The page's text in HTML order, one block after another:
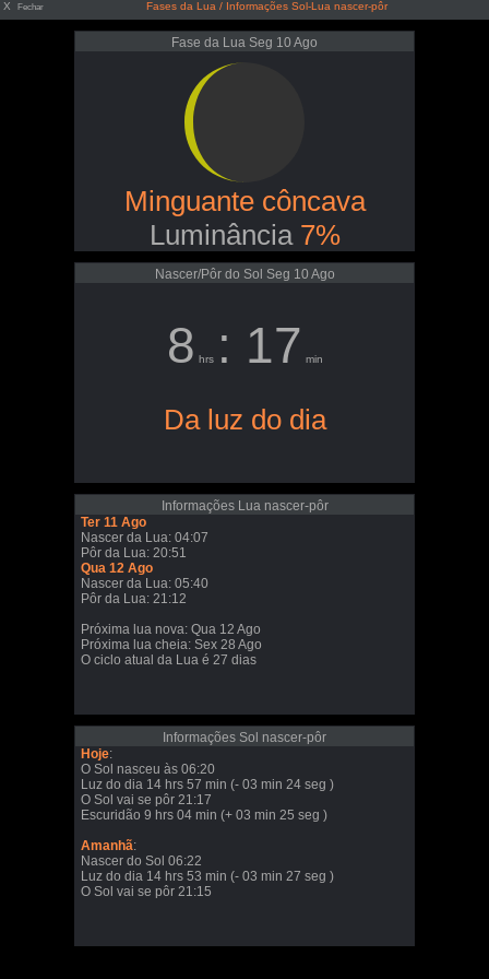
X Fechar Fases da Lua / Informações Sol-Lua nascer-pôr
Fase da Lua Seg 10 Ago
Minguante côncava
Luminância 7%
Nascer/Pôr do Sol Seg 10 Ago
8 hrs : 17 min
Da luz do dia
Informações Lua nascer-pôr
Ter 11 Ago
Nascer da Lua: 04:07
Pôr da Lua: 20:51
Qua 12 Ago
Nascer da Lua: 05:40
Pôr da Lua: 21:12
Próxima lua nova: Qua 12 Ago
Próxima lua cheia: Sex 28 Ago
O ciclo atual da Lua é 27 dias
Informações Sol nascer-pôr
Hoje:
O Sol nasceu às 06:20
Luz do dia 14 hrs 57 min (- 03 min 24 seg )
O Sol vai se pôr 21:17
Escuridão 9 hrs 04 min (+ 03 min 25 seg )
Amanhã:
Nascer do Sol 06:22
Luz do dia 14 hrs 53 min (- 03 min 27 seg )
O Sol vai se pôr 21:15